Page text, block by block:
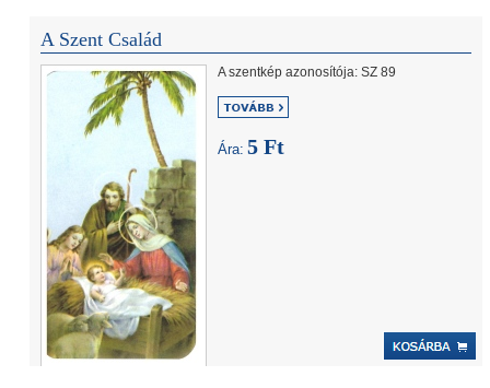
A Szent Család
A szentkép azonosítója: SZ 89
Ára: 5 Ft